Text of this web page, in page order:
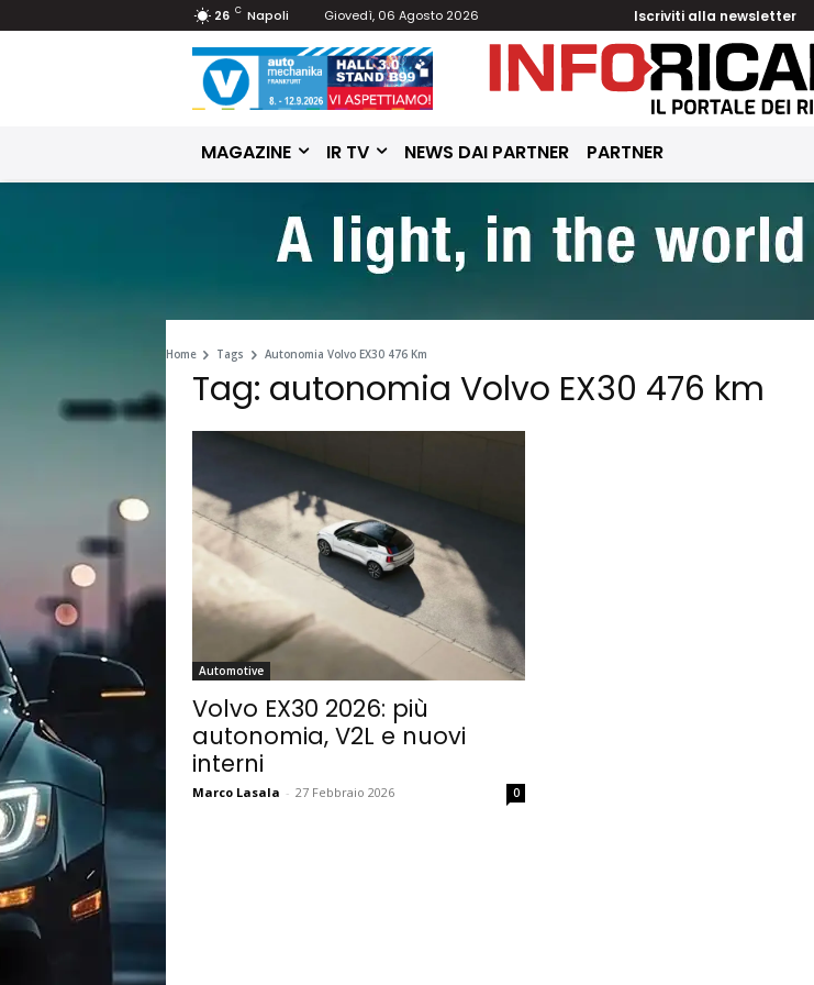
26 C Napoli Giovedì, 06 Agosto 2026 Iscriviti alla newsletter
MAGAZINE IR TV NEWS DAI PARTNER PARTNER
Home Tags Autonomia Volvo EX30 476 Km
Tag: autonomia Volvo EX30 476 km
Automotive
Volvo EX30 2026: più
autonomia, V2L e nuovi
interni
Marco Lasala - 27 Febbraio 2026 0